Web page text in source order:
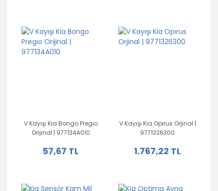
V Kayışı Kia Bongo Pregıo
Orijinal | 977134A010
57,67 TL
V Kayışı Kia Opırus Orjinal |
9771326300
1.767,22 TL